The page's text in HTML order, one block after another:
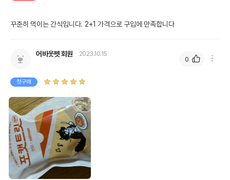
꾸준히 먹이는 간식입니다. 2+1 가격으로 구입에 만족합니다
어바웃펫 회원 2023.10.15
첫구매
0